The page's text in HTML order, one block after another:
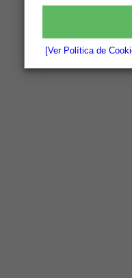
[Ver Política de